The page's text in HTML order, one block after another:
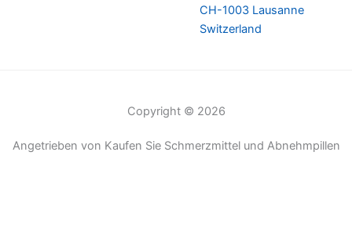
CH-1003 Lausanne
Switzerland
Copyright © 2026
Angetrieben von Kaufen Sie Schmerzmittel und Abnehmpillen